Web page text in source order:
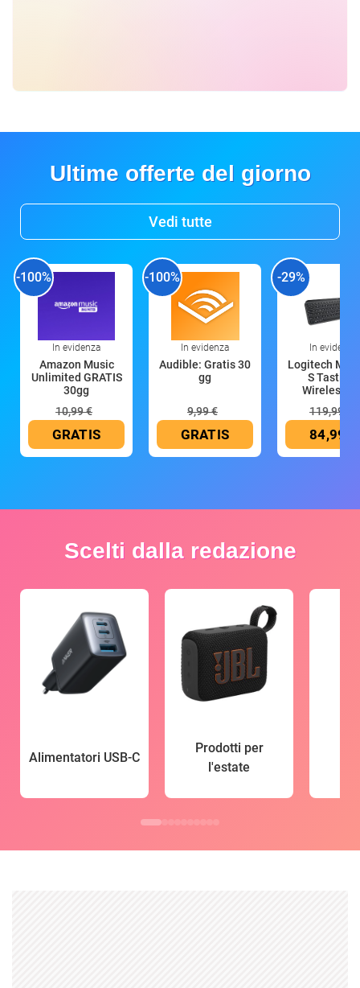
Ultime offerte del giorno
Vedi tutte
-100%
In evidenza
Amazon Music
Unlimited GRATIS
30gg
10,99 €
GRATIS
-100%
In evidenza
Audible: Gratis 30
gg
9,99 €
GRATIS
-29%
In evidenza
Logitech MX
S Tastiera
Wireless
119,99 €
84,99 €
Scelti dalla redazione
Alimentatori USB-C
Prodotti per
l'estate